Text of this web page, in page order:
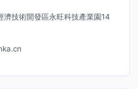
濟技術開發區永旺科技產業園14